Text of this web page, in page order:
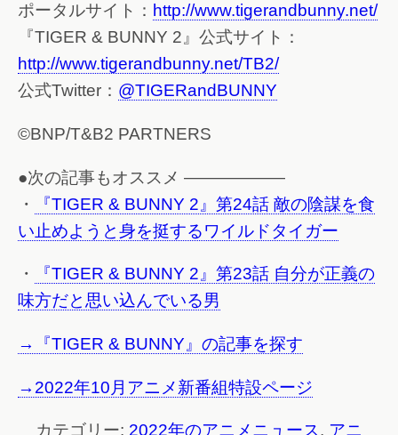
ポータルサイト： http://www.tigerandbunny.net/
『TIGER & BUNNY 2』公式サイト：
http://www.tigerandbunny.net/TB2/
公式Twitter： @TIGERandBUNNY
©BNP/T&B2 PARTNERS
●次の記事もオススメ ——————
・
『TIGER & BUNNY 2』第24話 敵の陰謀を食
い止めようと身を挺するワイルドタイガー
・
『TIGER & BUNNY 2』第23話 自分が正義の
味方だと思い込んでいる男
→『TIGER & BUNNY』の記事を探す
→2022年10月アニメ新番組特設ページ
カテゴリー: 2022年のアニメニュース, アニ